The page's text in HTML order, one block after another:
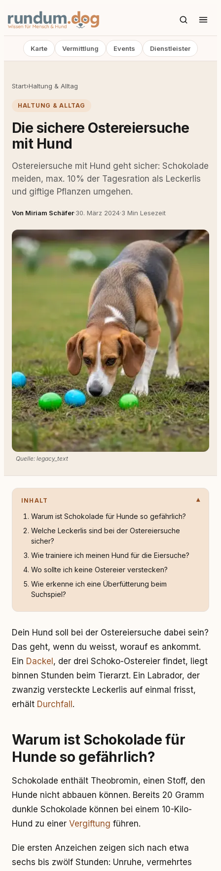
Karte Vermittlung Events Dienstleister
Start›Haltung & Alltag
HALTUNG & ALLTAG
Die sichere Ostereiersuche
mit Hund
Ostereiersuche mit Hund geht sicher: Schokolade
meiden, max. 10% der Tagesration als Leckerlis
und giftige Pflanzen umgehen.
Von Miriam Schäfer·30. März 2024·3 Min Lesezeit
Quelle: legacy_text
INHALT
Warum ist Schokolade für Hunde so gefährlich?
Welche Leckerlis sind bei der Ostereiersuche
sicher?
Wie trainiere ich meinen Hund für die Eiersuche?
Wo sollte ich keine Ostereier verstecken?
Wie erkenne ich eine Überfütterung beim
Suchspiel?
Dein Hund soll bei der Ostereiersuche dabei sein?
Das geht, wenn du weisst, worauf es ankommt.
Ein Dackel , der drei Schoko-Ostereier findet, liegt
binnen Stunden beim Tierarzt. Ein Labrador, der
zwanzig versteckte Leckerlis auf einmal frisst,
erhält Durchfall .
Warum ist Schokolade für
Hunde so gefährlich?
Schokolade enthält Theobromin, einen Stoff, den
Hunde nicht abbauen können. Bereits 20 Gramm
dunkle Schokolade können bei einem 10-Kilo-
Hund zu einer Vergiftung führen.
Die ersten Anzeichen zeigen sich nach etwa
sechs bis zwölf Stunden: Unruhe, vermehrtes